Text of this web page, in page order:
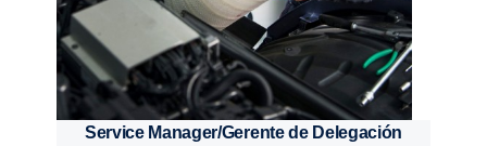
Service Manager/Gerente de Delegación